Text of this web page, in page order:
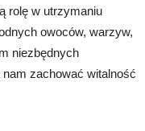
rolę w utrzymaniu
owoców, warzyw,
niezbędnych
zachować witalność